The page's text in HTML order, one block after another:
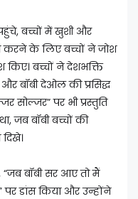
बच्चों में खुशी और
करने के लिए बच्चों ने जोश
किए। बच्चों ने देशभक्ति
बॉबी देओल की प्रसिद्ध
सोल्जर” पर भी प्रस्तुति
जब बॉबी बच्चों की
बॉबी सर आए तो मैं
पर डांस किया और उन्होंने